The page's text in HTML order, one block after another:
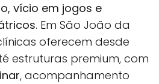
vício em jogos e
. Em São João da
oferecem desde
estruturas premium, com
, acompanhamento